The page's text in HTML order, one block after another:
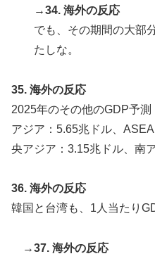
→34. 海外の反応
でも、その期間の大部
たしな。
35. 海外の反応
2025年のその他のGDP予
アジア：5.65兆ドル、
央アジア：3.15兆ドル、南
36. 海外の反応
韓国と台湾も、1人当たり
→37. 海外の反応